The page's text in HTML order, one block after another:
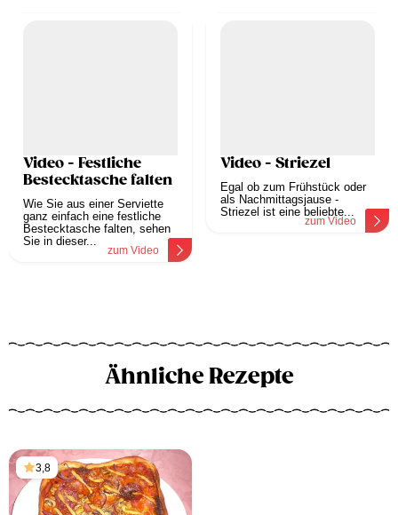
Video - Festliche
Bestecktasche falten
Wie Sie aus einer Serviette
ganz einfach eine festliche
Bestecktasche falten, sehen
Sie in dieser...
zum Video
Video - Striezel
Egal ob zum Frühstück oder
als Nachmittagsjause -
Striezel ist eine beliebte...
zum Video
Ähnliche Rezepte
3,8